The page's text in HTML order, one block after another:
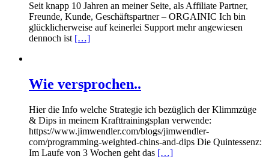
Seit knapp 10 Jahren an meiner Seite, als Affiliate Partner,
Freunde, Kunde, Geschäftspartner – ORGAINIC Ich bin
glücklicherweise auf keinerlei Support mehr angewiesen
dennoch ist […]
Wie versprochen..
Hier die Info welche Strategie ich bezüglich der Klimmzüge
& Dips in meinem Krafttrainingsplan verwende:
https://www.jimwendler.com/blogs/jimwendler-
com/programming-weighted-chins-and-dips Die Quintessenz:
Im Laufe von 3 Wochen geht das […]